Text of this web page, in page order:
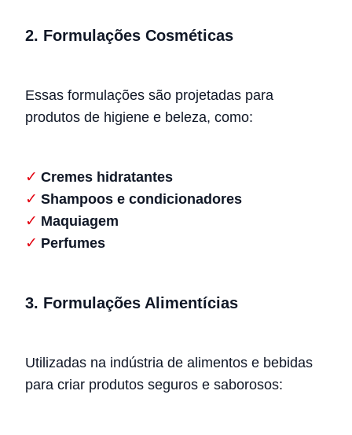
2. Formulações Cosméticas
Essas formulações são projetadas para
produtos de higiene e beleza, como:
Cremes hidratantes
Shampoos e condicionadores
Maquiagem
Perfumes
3. Formulações Alimentícias
Utilizadas na indústria de alimentos e bebidas
para criar produtos seguros e saborosos: